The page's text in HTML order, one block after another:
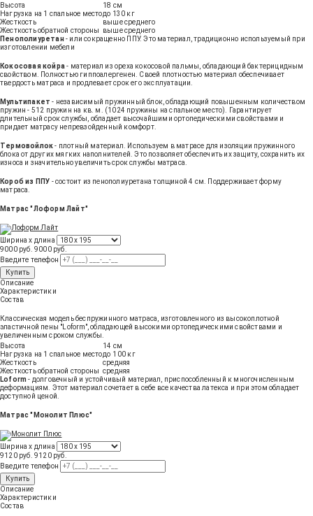
Высота
18 см
Нагрузка на 1 спальное местодо 130 кг
Жесткость
выше среднего
Жесткость обратной стороны
выше среднего
Пенополиуретан - или сокращенно ППУ. Это материал, традиционно используемый при
изготовлении мебели
Кокосовая койра- материал из ореха кокосовой пальмы, обладающий бактерицидным
свойством. Полностью гиппоалергенен. Своей плотностью материал обеспечивает
твердость матраса и продлевает срок его эксплуатации.
Мультипакет - независимый пружинный блок, обладающий повышенным количеством
пружин - 512 пружин на кв. м. (1024 пружины на спальное место). Гарантирует
длительный срок службы, обладает высочайшими ортопедическими свойствами и
придает матрасу непревзойденный комфорт.
Термовойлок- плотный материал. Используем в матрасе для изоляции пружинного
блока от других мягких наполнителей. Это позволяет обеспечить их защиту, сохранить их
износа и значительно увеличить срок службы матраса.
Короб из ППУ - состоит из пенополиуретана толщиной 4 см. Поддерживает форму
матраса.
Матрас "Лоформ Лайт"
Ширина х длина
9000 руб. 9000 руб.
Введите телефон
Купить
Описание
Характеристики
Состав
Классическая модель беспружинного матраса, изготовленного из высокоплотной
эластичной пены "Loform", обладающей высокими ортопедическими свойствами и
увеличенным сроком службы.
Высота
14 см
Нагрузка на 1 спальное местодо 100 кг
Жесткость
средняя
Жесткость обратной стороны средняя
Loform - долговечный и устойчивый материал, приспособленный к многочисленным
деформациям. Этот материал сочетает в себе все качества латекса и при этом обладает
доступной ценой.
Матрас "Монолит Плюс"
Ширина х длина
9120 руб. 9120 руб.
Введите телефон
Купить
Описание
Характеристики
Состав